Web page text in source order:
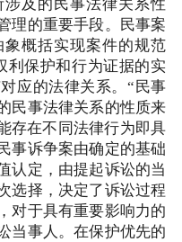
及的民事法律关系性
理的重要手段。民事案
概括实现案件的规范
利保护和行为证据的实
应的法律关系。“民事
民事法律关系的性质来
存在不同法律行为即具
事诉争案由确定的基础
认定，由提起诉讼的当
选择，决定了诉讼过程
对于具有重要影响力的
当事人。在保护优先的